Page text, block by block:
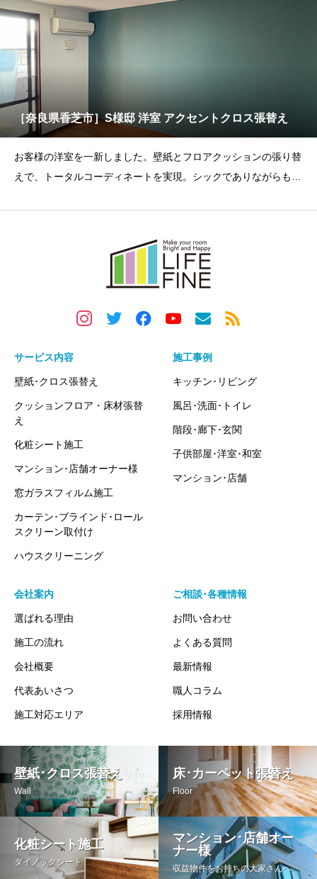
［奈良県香芝市］S様邸 洋室 アクセントクロス張替え
お客様の洋室を一新しました。壁紙とフロアクッションの張り替
えで、トータルコーディネートを実現。シックでありながらも鮮
サービス内容
壁紙･クロス張替え
クッションフロア・床材張替
え
化粧シート施工
マンション･店舗オーナー様
窓ガラスフィルム施工
カーテン･ブラインド･ロール
スクリーン取付け
ハウスクリーニング
施工事例
キッチン･リビング
風呂･洗面･トイレ
階段･廊下･玄関
子供部屋･洋室･和室
マンション･店舗
会社案内
選ばれる理由
施工の流れ
会社概要
代表あいさつ
施工対応エリア
ご相談･各種情報
お問い合わせ
よくある質問
最新情報
職人コラム
採用情報
壁紙･クロス張替え
Wall
床･カーペット張替え
Floor
化粧シート施工
ダイノックシート
マンション･店舗オー
ナー様
収益物件をお持ちの大家さんへ